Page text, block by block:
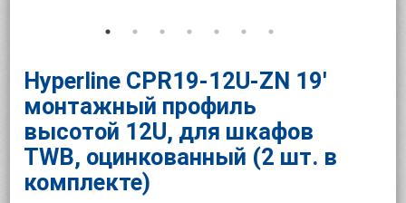
Hyperline CPR19-12U-ZN 19'
монтажный профиль
высотой 12U, для шкафов
TWB, оцинкованный (2 шт. в
комплекте)